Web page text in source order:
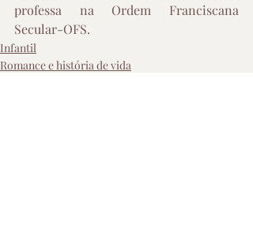
professa na Ordem Franciscana
Secular-OFS.
Infantil
Romance e história de vida